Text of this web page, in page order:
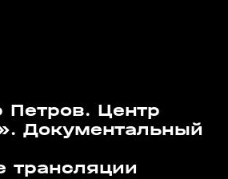
Центр
Документальный